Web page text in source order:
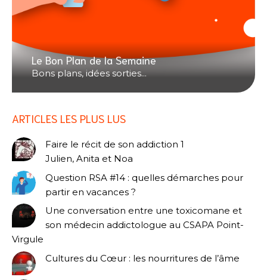
Le Bon Plan de la Semaine
Bons plans, idées sorties...
ARTICLES LES PLUS LUS
Faire le récit de son addiction 1
Julien, Anita et Noa
Question RSA #14 : quelles démarches pour
partir en vacances ?
Une conversation entre une toxicomane et
son médecin addictologue au CSAPA Point-
Virgule
Cultures du Cœur : les nourritures de l’âme